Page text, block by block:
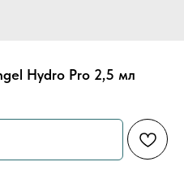
Hydro Pro 2,5 мл